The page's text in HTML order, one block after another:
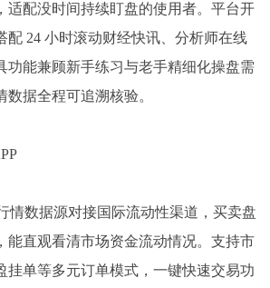
适配没时间持续盯盘的使用者。平台开
配 24 小时滚动财经快讯、分析师在线
功能兼顾新手练习与老手精细化操盘需
据全程可追溯核验。
情数据源对接国际流动性渠道，买卖盘
能直观看清市场资金流动情况。支持市
挂单等多元订单模式，一键快速交易功